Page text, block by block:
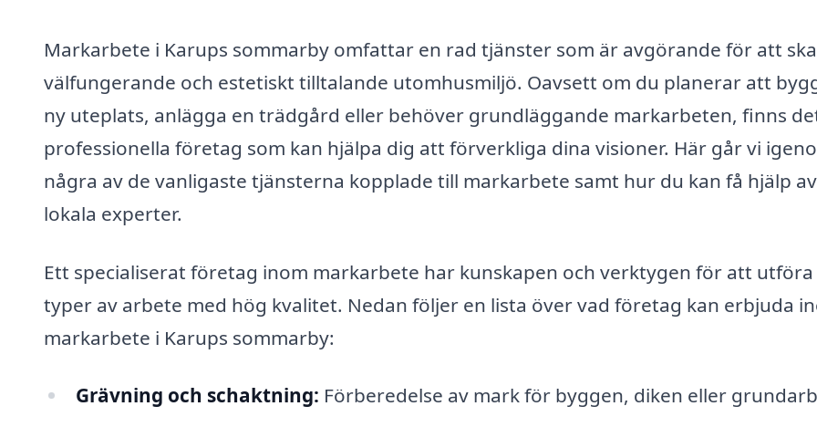
Markarbete i Karups sommarby omfattar en rad tjänster som är avgörande för att
välfungerande och estetiskt tilltalande utomhusmiljö. Oavsett om du planerar att
ny uteplats, anlägga en trädgård eller behöver grundläggande markarbeten, finns
professionella företag som kan hjälpa dig att förverkliga dina visioner. Här går vi
några av de vanligaste tjänsterna kopplade till markarbete samt hur du kan få hjälp av
lokala experter.
Ett specialiserat företag inom markarbete har kunskapen och verktygen för att
typer av arbete med hög kvalitet. Nedan följer en lista över vad företag kan erbjuda
markarbete i Karups sommarby:
Grävning och schaktning: Förberedelse av mark för byggen, diken eller